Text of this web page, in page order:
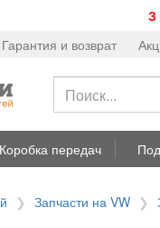
З
Гарантия и возврат
Коробка передач
Запчасти на VW